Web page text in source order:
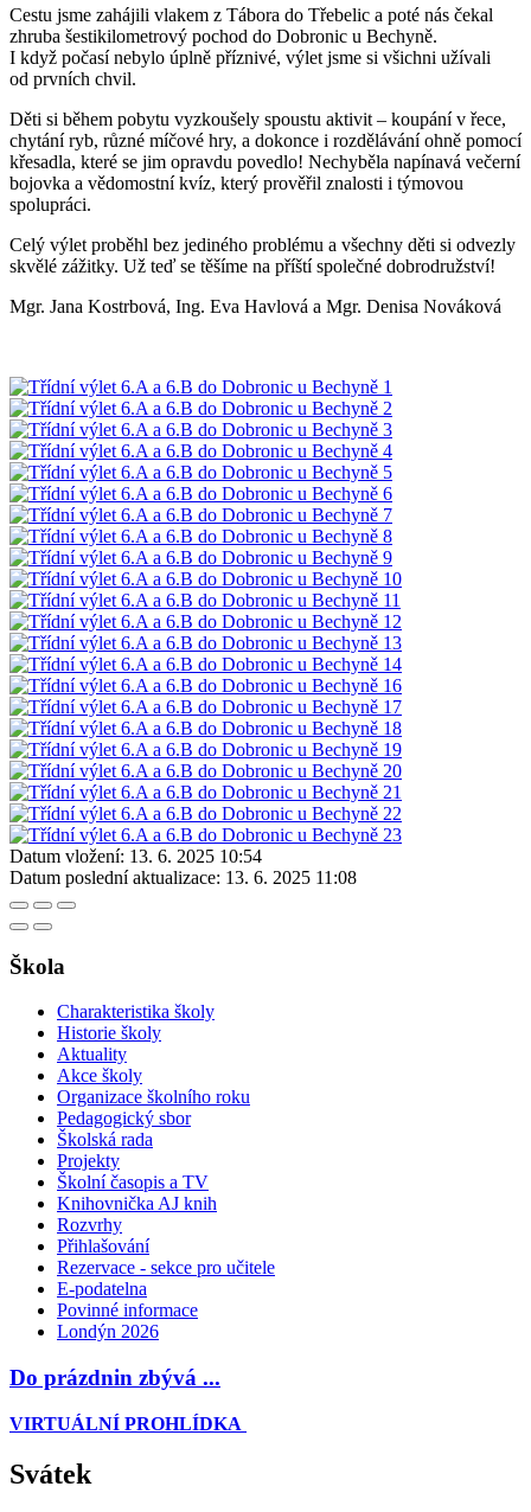
Cestu jsme zahájili vlakem z Tábora do Třebelic a poté nás čekal
zhruba šestikilometrový pochod do Dobronic u Bechyně.
I když počasí nebylo úplně příznivé, výlet jsme si všichni užívali
od prvních chvil.
Děti si během pobytu vyzkoušely spoustu aktivit – koupání v řece,
chytání ryb, různé míčové hry, a dokonce i rozdělávání ohně pomocí
křesadla, které se jim opravdu povedlo! Nechyběla napínavá večerní
bojovka a vědomostní kvíz, který prověřil znalosti i týmovou
spolupráci.
Celý výlet proběhl bez jediného problému a všechny děti si odvezly
skvělé zážitky. Už teď se těšíme na příští společné dobrodružství!
Mgr. Jana Kostrbová, Ing. Eva Havlová a Mgr. Denisa Nováková
Datum vložení: 13. 6. 2025 10:54
Datum poslední aktualizace: 13. 6. 2025 11:08
Škola
Charakteristika školy
Historie školy
Aktuality
Akce školy
Organizace školního roku
Pedagogický sbor
Školská rada
Projekty
Školní časopis a TV
Knihovnička AJ knih
Rozvrhy
Přihlašování
Rezervace - sekce pro učitele
E-podatelna
Povinné informace
Londýn 2026
Do prázdnin zbývá ...
VIRTUÁLNÍ PROHLÍDKA
Svátek